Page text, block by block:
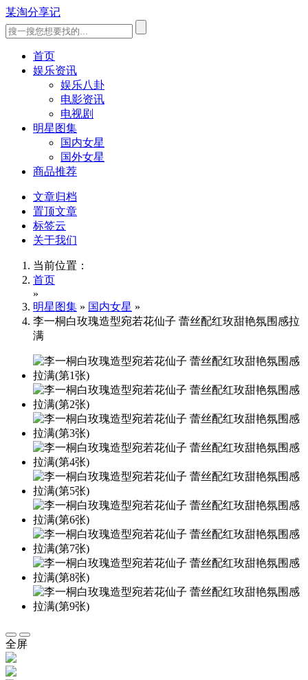
某淘分享记
首页
娱乐资讯
娱乐八卦
电影资讯
电视剧
明星图集
国内女星
国外女星
商品推荐
文章归档
置顶文章
标签云
关于我们
当前位置：
首页
»
明星图集 » 国内女星 »
李一桐白玫瑰造型宛若花仙子 蕾丝配红玫甜艳氛围感拉
满
全屏